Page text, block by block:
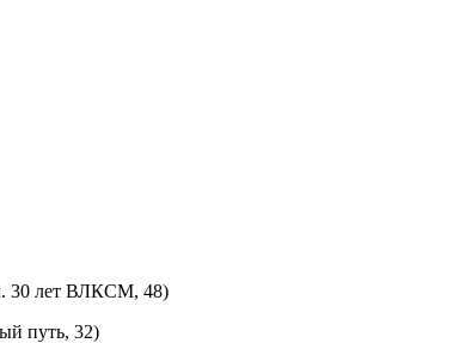
30 лет ВЛКСМ, 48)
путь, 32)